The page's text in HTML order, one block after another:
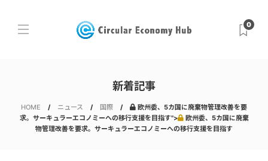
0
新着記事
HOME ニュース 国際
欧州委、5カ国に廃棄物管理改善を要
求。サーキュラーエコノミーへの移行支援を目指す">
欧州委、5カ国に廃棄
物管理改善を要求。サーキュラーエコノミーへの移行支援を目指す